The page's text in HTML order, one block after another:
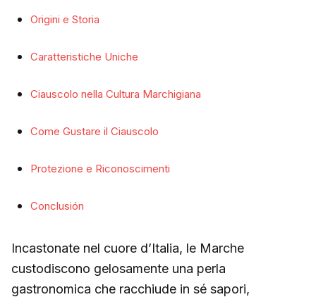
Origini e Storia
Caratteristiche Uniche
Ciauscolo nella Cultura Marchigiana
Come Gustare il Ciauscolo
Protezione e Riconoscimenti
Conclusión
Incastonate nel cuore d’Italia, le Marche
custodiscono gelosamente una perla
gastronomica che racchiude in sé sapori,